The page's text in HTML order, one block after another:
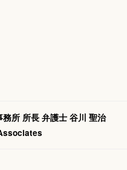
務所 所長 弁護士 谷川 聖治